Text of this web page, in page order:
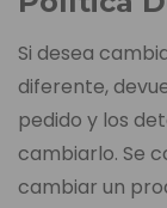
Si desea
diferente,
pedido y los
cambiarlo. Se
cambiar un